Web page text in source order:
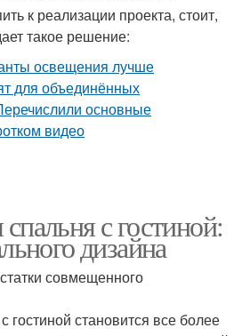
к реализации проекта, стоит,
такое решение:
с гостиной:
дизайна
совмещенного
становится все более